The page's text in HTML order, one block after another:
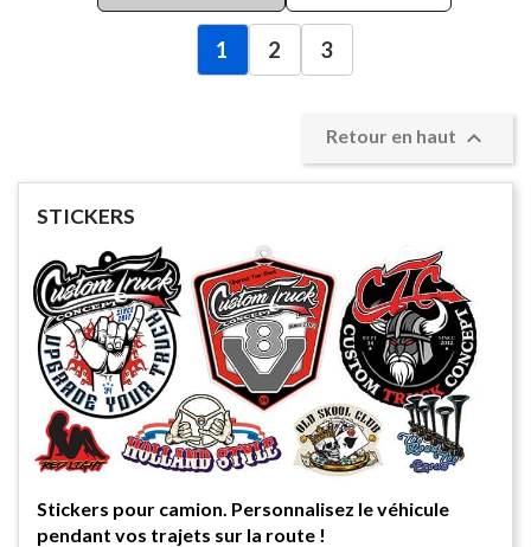
1 2 3
Retour en haut 
STICKERS
Stickers pour camion. Personnalisez le véhicule
pendant vos trajets sur la route !